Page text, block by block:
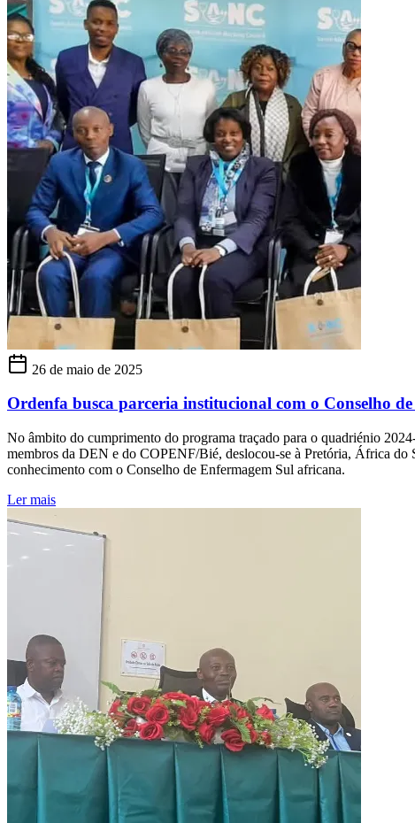
26 de maio de 2025
Ordenfa busca parceria institucional com o Conselho
No âmbito do cumprimento do programa traçado para o quadriénio
membros da DEN e do COPENF/Bié, deslocou-se à Pretória, África do
conhecimento com o Conselho de Enfermagem Sul africana.
Ler mais